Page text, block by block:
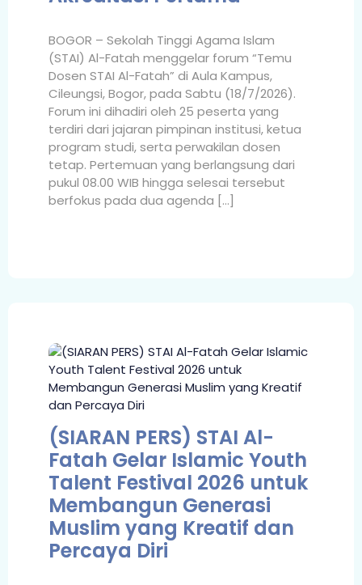
BOGOR – Sekolah Tinggi Agama Islam
(STAI) Al-Fatah menggelar forum “Temu
Dosen STAI Al-Fatah” di Aula Kampus,
Cileungsi, Bogor, pada Sabtu (18/7/2026).
Forum ini dihadiri oleh 25 peserta yang
terdiri dari jajaran pimpinan institusi, ketua
program studi, serta perwakilan dosen
tetap. Pertemuan yang berlangsung dari
pukul 08.00 WIB hingga selesai tersebut
berfokus pada dua agenda […]
(SIARAN PERS) STAI Al-
Fatah Gelar Islamic Youth
Talent Festival 2026 untuk
Membangun Generasi
Muslim yang Kreatif dan
Percaya Diri